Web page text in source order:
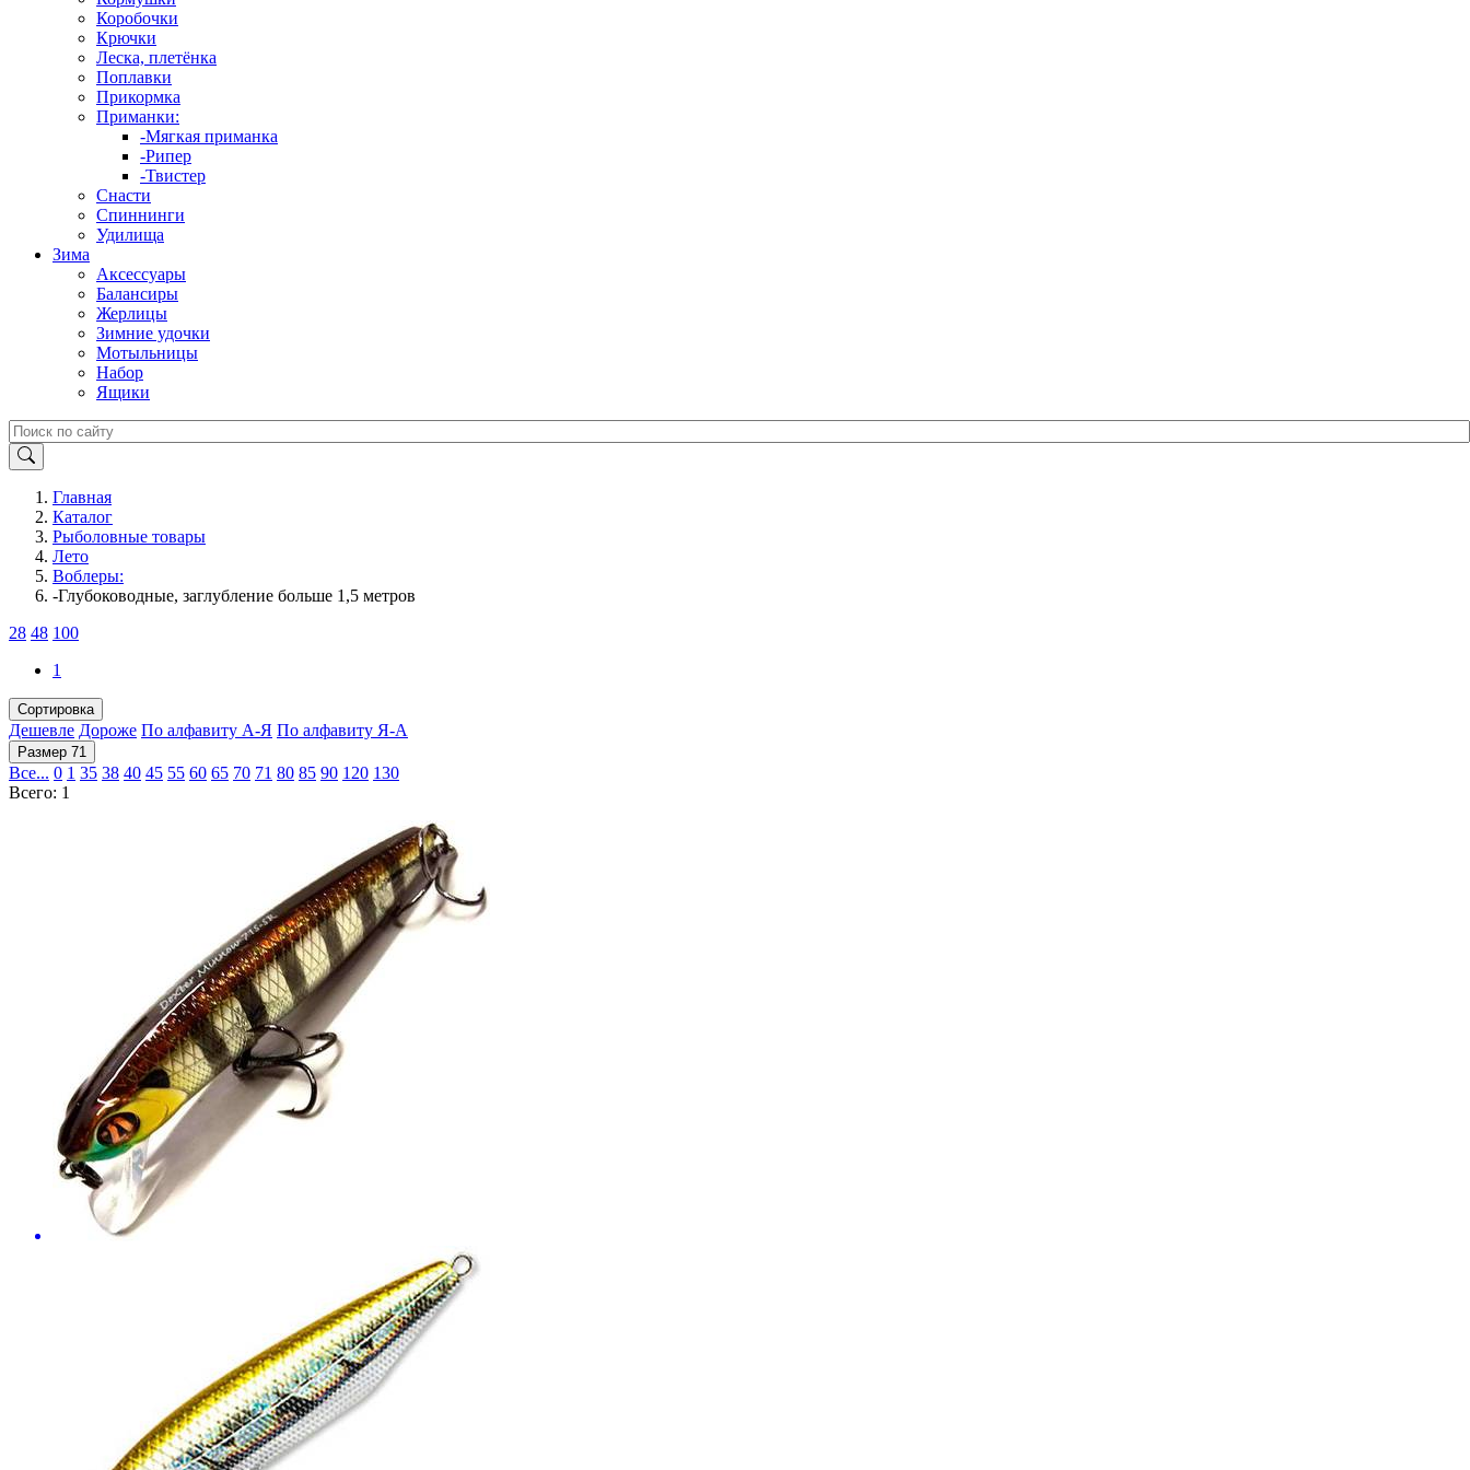
Коробочки
Крючки
Леска, плетёнка
Поплавки
Прикормка
Приманки:
-Мягкая приманка
-Рипер
-Твистер
Снасти
Спиннинги
Удилища
Зима
Аксессуары
Балансиры
Жерлицы
Зимние удочки
Мотыльницы
Набор
Ящики
Главная
Каталог
Рыболовные товары
Лето
Воблеры:
-Глубоководные, заглубление больше 1,5 метров
28 48 100
1
Сортировка
Дешевле Дороже По алфавиту А-Я По алфавиту Я-А
Размер 71
Все... 0 1 35 38 40 45 55 60 65 70 71 80 85 90 120 130
Всего: 1